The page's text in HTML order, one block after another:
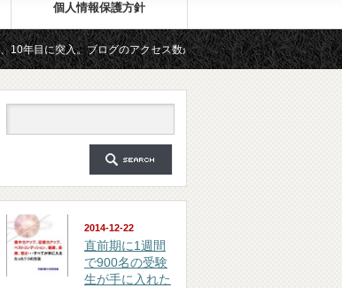
個人情報保護方針
ブログのアクセス数が月間25万PV、公開記事数が2000記事を突破
の集中力が10倍アップする秘訣」は、2018年6月に総読者数が4万
2014-12-22
直前期に1週間
で900名の受験
生が手に入れた